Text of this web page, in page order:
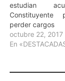
estudian
Constituyente
perder cargos
octubre 22, 2017
En